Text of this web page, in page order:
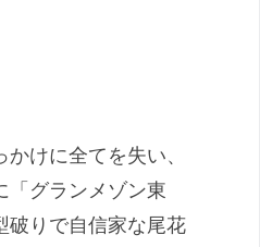
けに全てを失い、
「グランメゾン東
破りで自信家な尾花